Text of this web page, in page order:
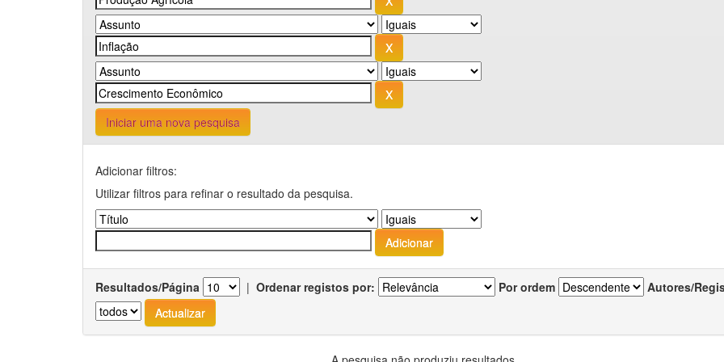
Iniciar uma nova pesquisa
Adicionar filtros:
Utilizar filtros para refinar o resultado da pesquisa.
Resultados/Página | Ordenar registos por: Por ordem Autores/